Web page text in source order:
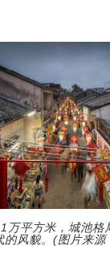
万平方米，城池格
的风貌。(图片来源